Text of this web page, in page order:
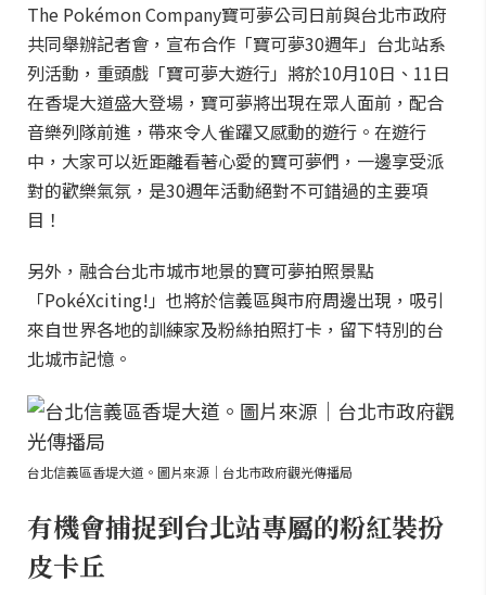
The Pokémon Company寶可夢公司日前與台北市政府
共同舉辦記者會，宣布合作「寶可夢30週年」台北站系
列活動，重頭戲「寶可夢大遊行」將於10月10日、11日
在香堤大道盛大登場，寶可夢將出現在眾人面前，配合
音樂列隊前進，帶來令人雀躍又感動的遊行。在遊行
中，大家可以近距離看著心愛的寶可夢們，一邊享受派
對的歡樂氣氛，是30週年活動絕對不可錯過的主要項
目！
另外，融合台北市城市地景的寶可夢拍照景點
「PokéXciting!」也將於信義區與市府周邊出現，吸引
來自世界各地的訓練家及粉絲拍照打卡，留下特別的台
北城市記憶。
台北信義區香堤大道。圖片來源｜台北市政府觀光傳播局
有機會捕捉到台北站專屬的粉紅裝扮
皮卡丘